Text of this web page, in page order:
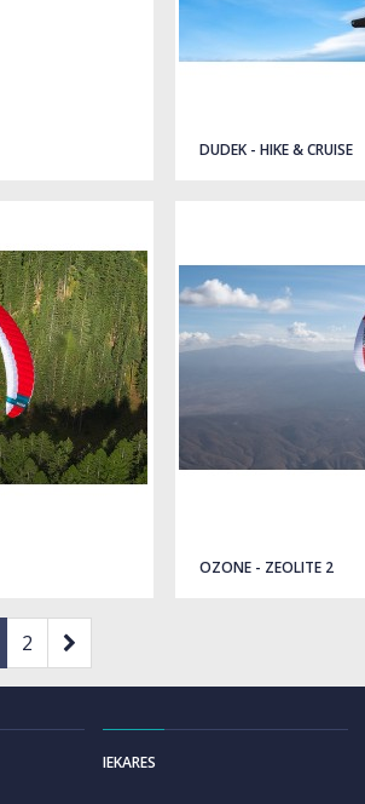
DUDEK - HIKE & CRUISE
OZONE - ZEOLITE 2
2
IEKARES